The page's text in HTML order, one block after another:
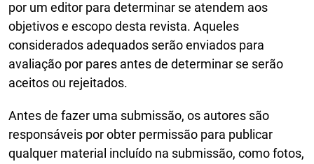
por um editor para determinar se atendem aos
objetivos e escopo desta revista. Aqueles
considerados adequados serão enviados para
avaliação por pares antes de determinar se serão
aceitos ou rejeitados.
Antes de fazer uma submissão, os autores são
responsáveis por obter permissão para publicar
qualquer material incluído na submissão, como fotos,